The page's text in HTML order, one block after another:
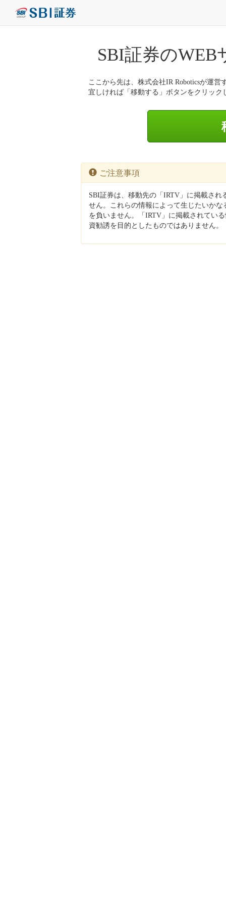
SBI証券の
ここから先は、株式会社IR Roboticsが運営
宜しければ「移動する」ボタンをクリック
ご注意事項
SBI証券は、移動先の「IRTV」に掲載さ
せん。これらの情報によって生じたいか
を負いません。「IRTV」に掲載されてい
資勧誘を目的としたものではありません。